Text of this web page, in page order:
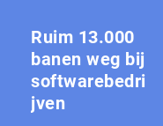
Ruim 13.000
banen weg bij
softwarebedri
jven